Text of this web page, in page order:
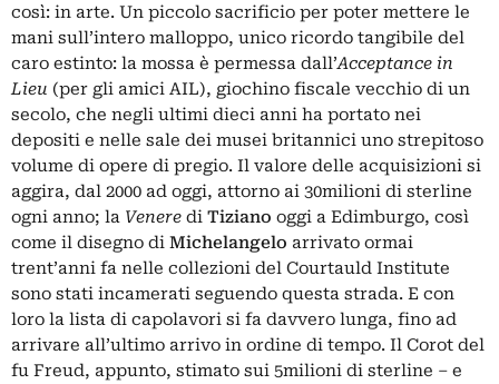
così: in arte. Un piccolo sacrificio per poter mettere le
mani sull’intero malloppo, unico ricordo tangibile del
caro estinto: la mossa è permessa dall’Acceptance in
Lieu (per gli amici AIL), giochino fiscale vecchio di un
secolo, che negli ultimi dieci anni ha portato nei
depositi e nelle sale dei musei britannici uno strepitoso
volume di opere di pregio. Il valore delle acquisizioni si
aggira, dal 2000 ad oggi, attorno ai 30milioni di sterline
ogni anno; la Venere di Tiziano oggi a Edimburgo, così
come il disegno di Michelangelo arrivato ormai
trent’anni fa nelle collezioni del Courtauld Institute
sono stati incamerati seguendo questa strada. E con
loro la lista di capolavori si fa davvero lunga, fino ad
arrivare all’ultimo arrivo in ordine di tempo. Il Corot del
fu Freud, appunto, stimato sui 5milioni di sterline – e